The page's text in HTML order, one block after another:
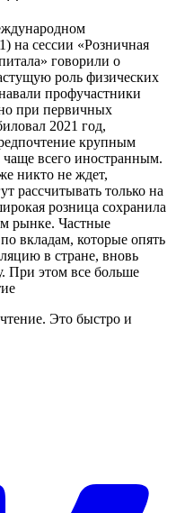
сессии «Розничная
говорили о
роль физических
профучастники
при первичных
2021 год,
крупным
всего иностранным.
никто не ждет,
рассчитывать только на
розница сохранила
рынке. Частные
вкладам, которые опять
в стране, вновь
При этом все больше
Это быстро и